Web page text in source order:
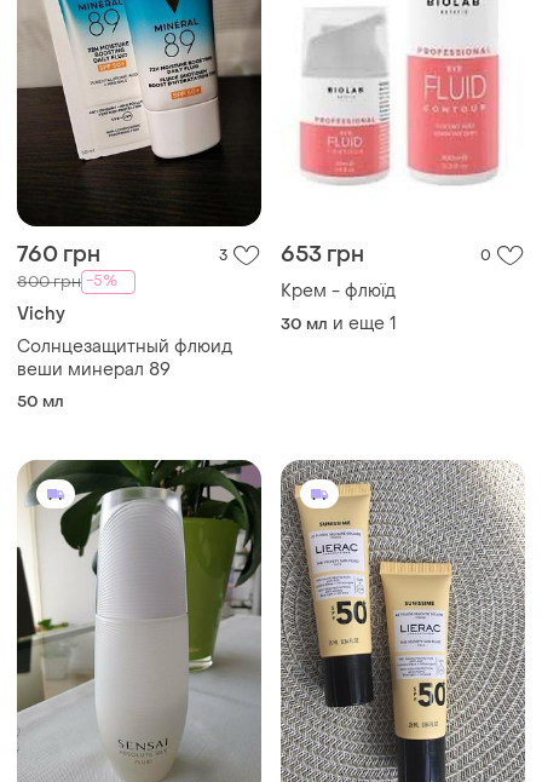
760 грн 3
800 грн -5%
Vichy
Солнцезащитный флюид
веши минерал 89
50 мл
653 грн 0
Крем - флюїд
30 мл и еще 1